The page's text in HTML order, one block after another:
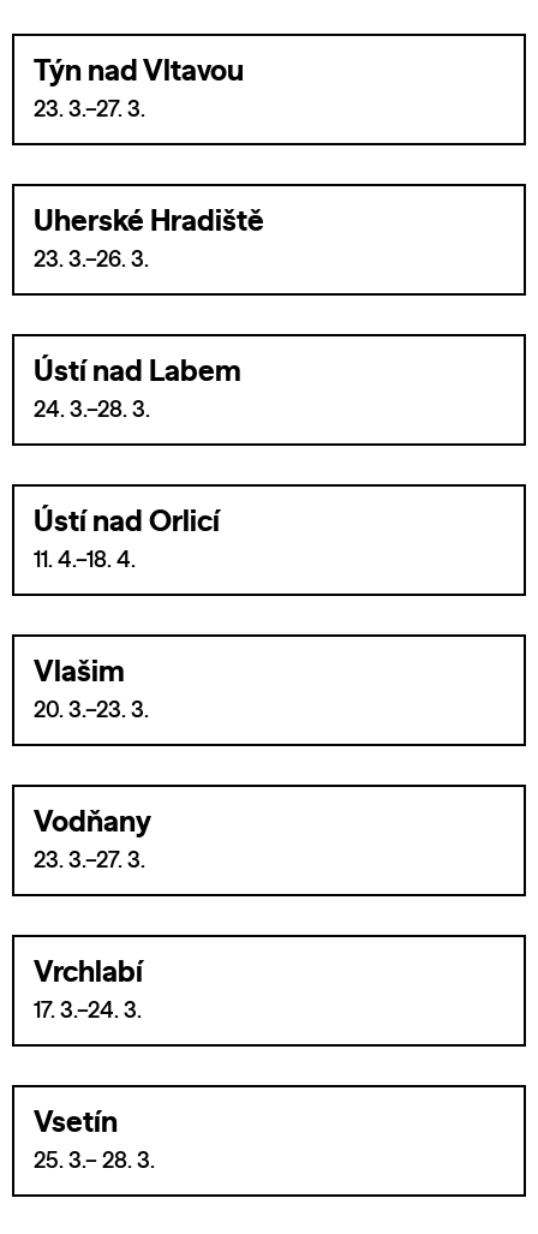
Týn nad Vltavou
23. 3.–27. 3.
Uherské Hradiště
23. 3.–26. 3.
Ústí nad Labem
24. 3.–28. 3.
Ústí nad Orlicí
11. 4.–18. 4.
Vlašim
20. 3.–23. 3.
Vodňany
23. 3.–27. 3.
Vrchlabí
17. 3.–24. 3.
Vsetín
25. 3.– 28. 3.